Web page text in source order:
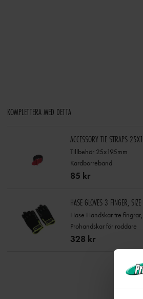
KOMPLETTERA MED DETTA
ACCESSORY TIE STRAPS
Tillbehör 25x195mm
Kardborreband
85 kr
HASE GLOVES 3 FINGER, SIZE
Hase Handskar tre fingrar,
Prohandskar för roddare
328 kr